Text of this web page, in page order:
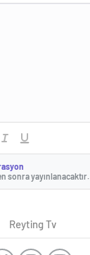
sonra yayınlanacaktır.
Reyting Tv